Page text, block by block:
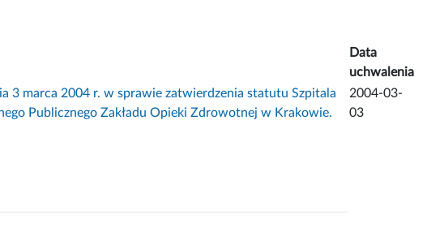
Data
uchwalenia
3 marca 2004 r. w sprawie zatwierdzenia statutu Szpitala
Publicznego Zakładu Opieki Zdrowotnej w Krakowie.
2004-03-
03